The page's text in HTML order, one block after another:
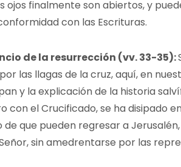
ojos finalmente son abiertos, y
con las Escrituras.
de la resurrección (vv. 33-35):
las llagas de la cruz, aquí, en
y la explicación de la historia
con el Crucificado, se ha disipado
que pueden regresar a
sin amedrentarse por las